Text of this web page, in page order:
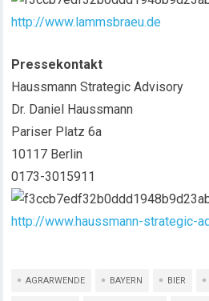
http://www.lammsbraeu.de
Pressekontakt
Haussmann Strategic Advisory
Dr. Daniel Haussmann
Pariser Platz 6a
10117 Berlin
0173-3015911
http://www.haussmann-strategic-
AGRARWENDE BAYERN BIER